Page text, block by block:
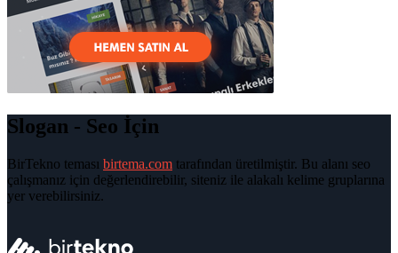
Slogan - Seo İçin
BirTekno teması birtema.com tarafından üretilmiştir. Bu alanı seo
çalışmanız için değerlendirebilir, siteniz ile alakalı kelime gruplarına
yer verebilirsiniz.